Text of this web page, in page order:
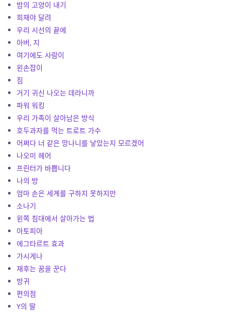
밤의 고양이 내기
희재야 달려
우리 시선의 끝에
아버, 지
여기에도 사람이
왼손잡이
짐
거기 귀신 나오는 데라니까
파워 워킹
우리 가족이 살아남은 방식
호두과자를 먹는 트로트 가수
어쩌다 너 같은 망나니를 낳았는지 모르겠어
나오미 헤어
프린터가 바쁩니다
나의 방
엄마 손은 세계를 구하지 못하지만
소나기
왼쪽 침대에서 살아가는 법
아토피아
에그타르트 효과
가시게나
재후는 꿈을 꾼다
방귀
편의점
Y의 딸